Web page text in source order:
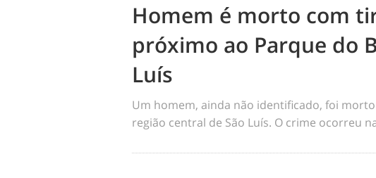
Homem é morto com
próximo ao Parque do
Luís
Um homem, ainda não identificado, foi
região central de São Luís. O crime ocorreu